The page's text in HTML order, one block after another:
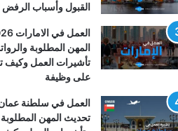
القبول وأسباب
المهن المطلوبة
تأشيرات العمل
على وظيفة
تحديث المهن